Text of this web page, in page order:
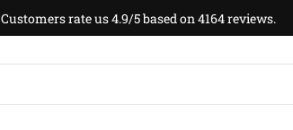
Customers rate us 4.9/5 based on 4164 reviews.